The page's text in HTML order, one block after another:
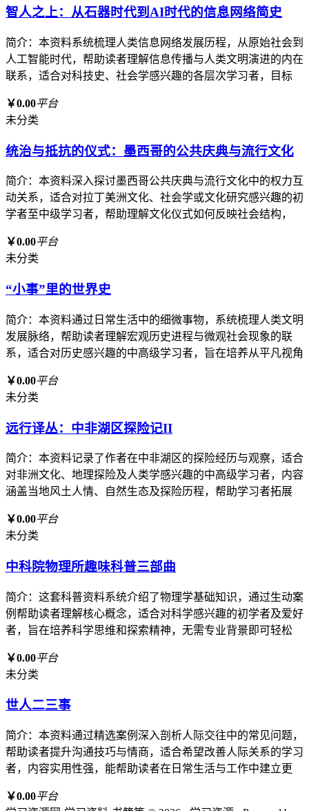
智人之上：从石器时代到AI时代的信息网络简史
简介：本资料系统梳理人类信息网络发展历程，从原始社会到
人工智能时代，帮助读者理解信息传播与人类文明演进的内在
联系，适合对科技史、社会学感兴趣的各层次学习者，目标
￥0.00平台
未分类
统治与抵抗的仪式：墨西哥的公共庆典与流行文化
简介：本资料深入探讨墨西哥公共庆典与流行文化中的权力互
动关系，适合对拉丁美洲文化、社会学或文化研究感兴趣的初
学者至中级学习者，帮助理解文化仪式如何反映社会结构，
￥0.00平台
未分类
“小事”里的世界史
简介：本资料通过日常生活中的细微事物，系统梳理人类文明
发展脉络，帮助读者理解宏观历史进程与微观社会现象的联
系，适合对历史感兴趣的中高级学习者，旨在培养从平凡视角
￥0.00平台
未分类
远行译丛：中非湖区探险记II
简介：本资料记录了作者在中非湖区的探险经历与观察，适合
对非洲文化、地理探险及人类学感兴趣的中高级学习者，内容
涵盖当地风土人情、自然生态及探险历程，帮助学习者拓展
￥0.00平台
未分类
中科院物理所趣味科普三部曲
简介：这套科普资料系统介绍了物理学基础知识，通过生动案
例帮助读者理解核心概念，适合对科学感兴趣的初学者及爱好
者，旨在培养科学思维和探索精神，无需专业背景即可轻松
￥0.00平台
未分类
世人二三事
简介：本资料通过精选案例深入剖析人际交往中的常见问题，
帮助读者提升沟通技巧与情商，适合希望改善人际关系的学习
者，内容实用性强，能帮助读者在日常生活与工作中建立更
￥0.00平台